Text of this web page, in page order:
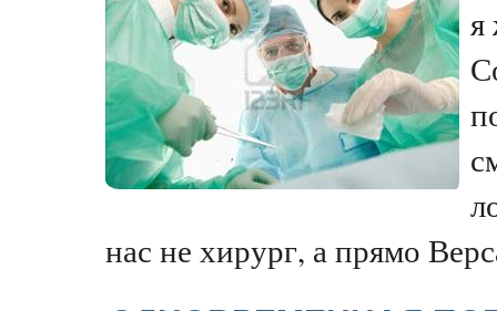
я
нас не хирург, а прямо